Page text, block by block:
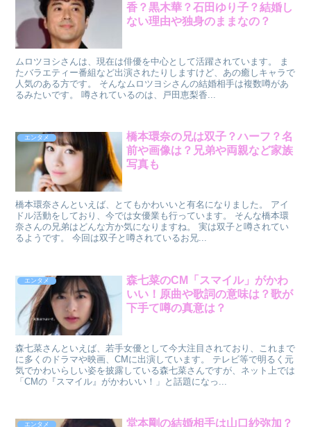
香？黒木華？石田ゆり子？結婚し
ない理由や独身のままなの？
ムロツヨシさんは、現在は俳優を中心として活躍されています。 ま
たバラエティー番組など出演されたりしますけど、あの癒しキャラで
人気のある方です。 そんなムロツヨシさんの結婚相手は複数噂があ
るみたいです。 噂されているのは、戸田恵梨香...
エンタメ
橋本環奈の兄は双子？ハーフ？名
前や画像は？兄弟や両親など家族
写真も
橋本環奈さんといえば、とてもかわいいと有名になりました。 アイ
ドル活動をしており、今では女優業も行っています。 そんな橋本環
奈さんの兄弟はどんな方か気になりますね。 実は双子と噂されてい
るようです。 今回は双子と噂されているお兄...
エンタメ
森七菜のCM「スマイル」がかわ
いい！原曲や歌詞の意味は？歌が
下手て噂の真意は？
森七菜さんといえば、若手女優として今大注目されており、これまで
に多くのドラマや映画、CMに出演しています。 テレビ等で明るく元
気でかわいらしい姿を披露している森七菜さんですが、ネット上では
「CMの『スマイル』がかわいい！」と話題になっ...
エンタメ 堂本剛の結婚相手は山口紗弥加？